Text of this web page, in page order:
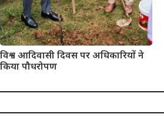
विश्व आदिवासी दिवस पर अधिकारियों ने
किया पौधरोपण